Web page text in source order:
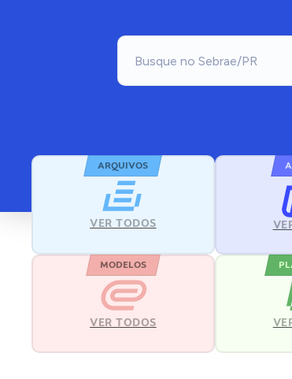
ARQUIVOS
VER TODOS
MODELOS
VER TODOS